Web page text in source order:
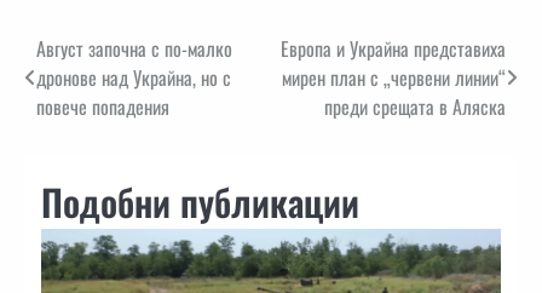
Навигация
Август започна с по-малко
дронове над Украйна, но с
повече попадения
Европа и Украйна представиха
мирен план с „червени линии“
преди срещата в Аляска
Подобни публикации